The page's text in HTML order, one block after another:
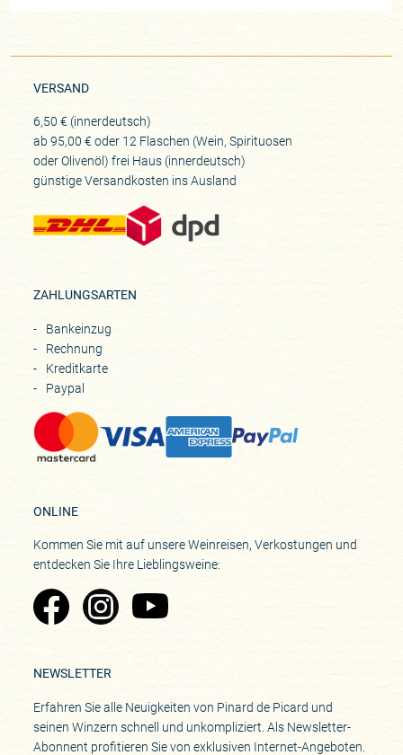
VERSAND
6,50 € (innerdeutsch)
ab 95,00 € oder 12 Flaschen (Wein, Spirituosen
oder Olivenöl) frei Haus (innerdeutsch)
günstige Versandkosten ins Ausland
ZAHLUNGSARTEN
Bankeinzug
Rechnung
Kreditkarte
Paypal
ONLINE
Kommen Sie mit auf unsere Weinreisen, Verkostungen und
entdecken Sie Ihre Lieblingsweine:
Zu Pinard's Facebook-Seite
Zu Pinard's Instagram-Seite
Zu Pinard's YouTube-Seite
NEWSLETTER
Erfahren Sie alle Neuigkeiten von Pinard de Picard und
seinen Winzern schnell und unkompliziert. Als Newsletter-
Abonnent profitieren Sie von exklusiven Internet-Angeboten.